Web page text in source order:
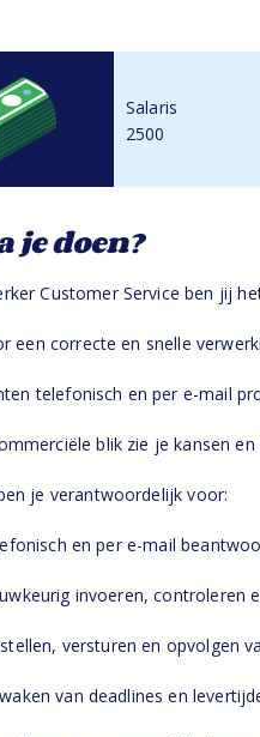
Salaris
2500
je doen?
Customer Service ben jij
een correcte en snelle
telefonisch en per e-mail
blik zie je kansen
je verantwoordelijk voor:
en per e-mail
invoeren, controleren
versturen en opvolgen
van deadlines en